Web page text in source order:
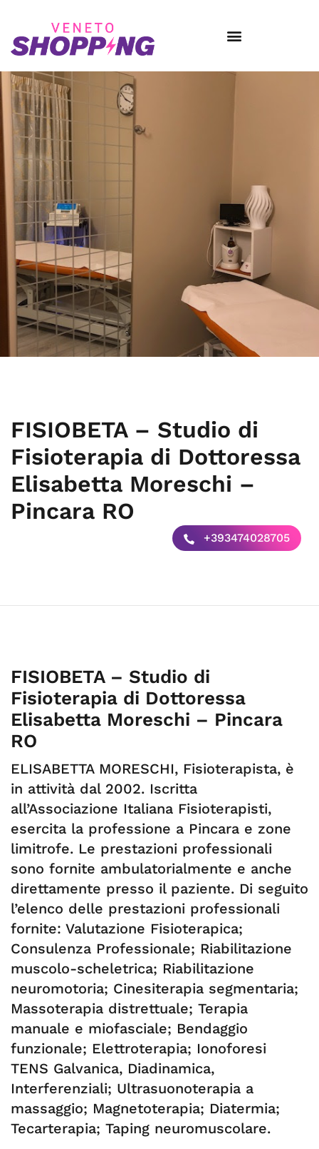
FISIOBETA – Studio di
Fisioterapia di Dottoressa
Elisabetta Moreschi –
Pincara RO
+393474028705
FISIOBETA – Studio di
Fisioterapia di Dottoressa
Elisabetta Moreschi – Pincara
RO
ELISABETTA MORESCHI, Fisioterapista, è
in attività dal 2002. Iscritta
all’Associazione Italiana Fisioterapisti,
esercita la professione a Pincara e zone
limitrofe. Le prestazioni professionali
sono fornite ambulatorialmente e anche
direttamente presso il paziente. Di seguito
l’elenco delle prestazioni professionali
fornite: Valutazione Fisioterapica;
Consulenza Professionale; Riabilitazione
muscolo-scheletrica; Riabilitazione
neuromotoria; Cinesiterapia segmentaria;
Massoterapia distrettuale; Terapia
manuale e miofasciale; Bendaggio
funzionale; Elettroterapia; Ionoforesi
TENS Galvanica, Diadinamica,
Interferenziali; Ultrasuonoterapia a
massaggio; Magnetoterapia; Diatermia;
Tecarterapia; Taping neuromuscolare.